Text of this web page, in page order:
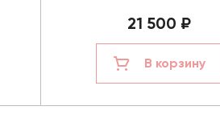
21 500 ₽
В корзину